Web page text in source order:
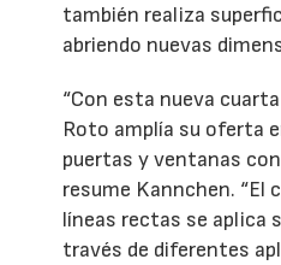
también realiza
abriendo nuevas
“Con esta nueva
Roto amplía su oferta
puertas y ventanas
resume Kannchen. “El
líneas rectas se aplica
través de diferentes